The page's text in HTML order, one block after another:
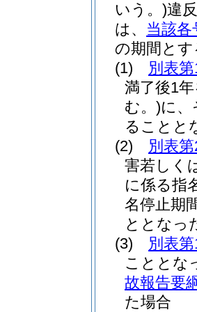
いう。)違
は、 当該各
の期間とす
(1)
別表
満了後1
む。)に
ることと
(2)
別表
害若しく
に係る指
名停止期
ととなっ
(3)
別表
こととな
故報告要
た場合